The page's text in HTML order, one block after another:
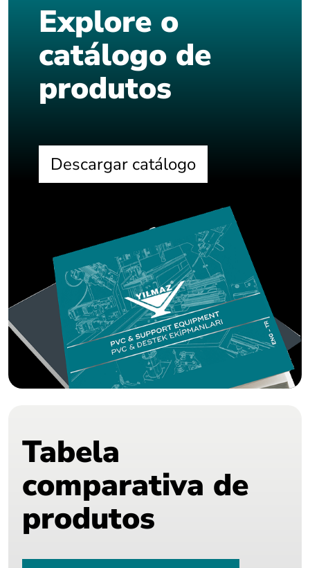
Explore o
catálogo de
produtos
Descargar catálogo
Tabela
comparativa de
produtos